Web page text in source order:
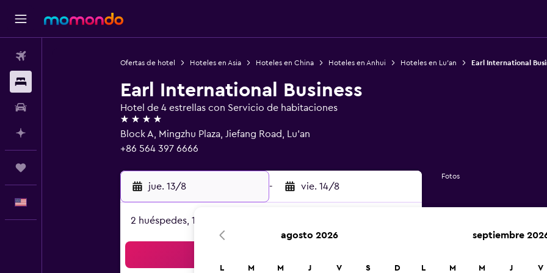
Ofertas de hotel Hoteles en Asia Hoteles en China Hoteles en Anhui Hoteles en Lu’an Earl International
Earl International Business
Hotel de 4 estrellas con Servicio de habitaciones
4 estrellas
Block A, Mingzhu Plaza, Jiefang Road, Lu’an
+86 564 397 6666
jue. 13/8 - vie. 14/8
2 huéspedes, 1 habitación
Fotos
agosto 2026
L M M J V S D
septiembre
L M M J V